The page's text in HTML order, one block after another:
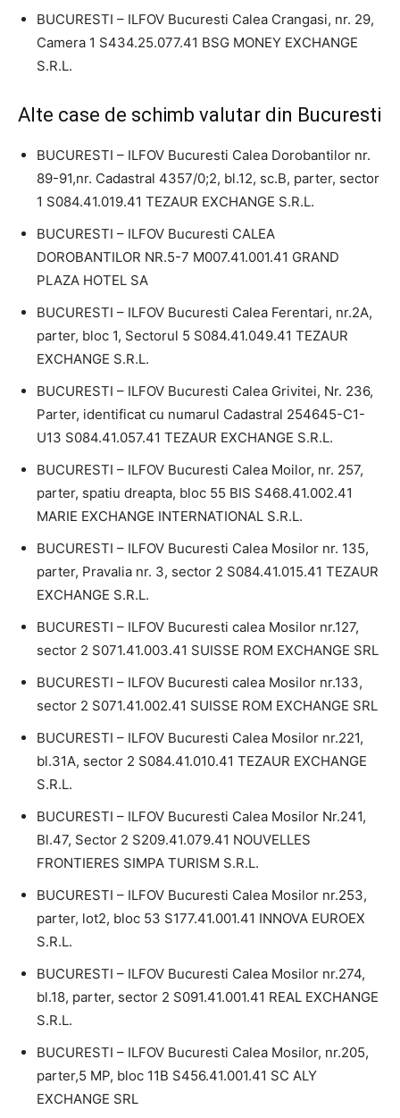
BUCURESTI – ILFOV Bucuresti Calea Crangasi, nr. 29,
Camera 1 S434.25.077.41 BSG MONEY EXCHANGE
S.R.L.
Alte case de schimb valutar din Bucuresti
BUCURESTI – ILFOV Bucuresti Calea Dorobantilor nr.
89-91,nr. Cadastral 4357/0;2, bl.12, sc.B, parter, sector
1 S084.41.019.41 TEZAUR EXCHANGE S.R.L.
BUCURESTI – ILFOV Bucuresti CALEA
DOROBANTILOR NR.5-7 M007.41.001.41 GRAND
PLAZA HOTEL SA
BUCURESTI – ILFOV Bucuresti Calea Ferentari, nr.2A,
parter, bloc 1, Sectorul 5 S084.41.049.41 TEZAUR
EXCHANGE S.R.L.
BUCURESTI – ILFOV Bucuresti Calea Grivitei, Nr. 236,
Parter, identificat cu numarul Cadastral 254645-C1-
U13 S084.41.057.41 TEZAUR EXCHANGE S.R.L.
BUCURESTI – ILFOV Bucuresti Calea Moilor, nr. 257,
parter, spatiu dreapta, bloc 55 BIS S468.41.002.41
MARIE EXCHANGE INTERNATIONAL S.R.L.
BUCURESTI – ILFOV Bucuresti Calea Mosilor nr. 135,
parter, Pravalia nr. 3, sector 2 S084.41.015.41 TEZAUR
EXCHANGE S.R.L.
BUCURESTI – ILFOV Bucuresti calea Mosilor nr.127,
sector 2 S071.41.003.41 SUISSE ROM EXCHANGE SRL
BUCURESTI – ILFOV Bucuresti calea Mosilor nr.133,
sector 2 S071.41.002.41 SUISSE ROM EXCHANGE SRL
BUCURESTI – ILFOV Bucuresti Calea Mosilor nr.221,
bl.31A, sector 2 S084.41.010.41 TEZAUR EXCHANGE
S.R.L.
BUCURESTI – ILFOV Bucuresti Calea Mosilor Nr.241,
Bl.47, Sector 2 S209.41.079.41 NOUVELLES
FRONTIERES SIMPA TURISM S.R.L.
BUCURESTI – ILFOV Bucuresti Calea Mosilor nr.253,
parter, lot2, bloc 53 S177.41.001.41 INNOVA EUROEX
S.R.L.
BUCURESTI – ILFOV Bucuresti Calea Mosilor nr.274,
bl.18, parter, sector 2 S091.41.001.41 REAL EXCHANGE
S.R.L.
BUCURESTI – ILFOV Bucuresti Calea Mosilor, nr.205,
parter,5 MP, bloc 11B S456.41.001.41 SC ALY
EXCHANGE SRL